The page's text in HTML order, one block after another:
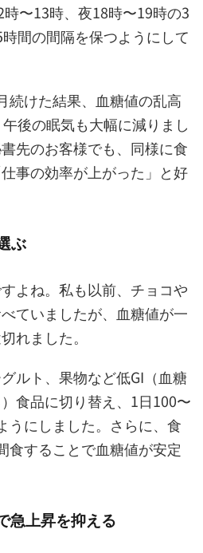
〜13時、夜18時〜19時の3
間の間隔を保つようにして
続けた結果、血糖値の乱高
後の眠気も大幅に減りまし
先のお客様でも、同様に食
事の効率が上がった」と好
ぶ
よね。私も以前、チョコや
ていましたが、血糖値が一
れました。
ルト、果物など低GI（血糖
食品に切り替え、1日100〜
うにしました。さらに、食
食することで血糖値が安定
急上昇を抑える